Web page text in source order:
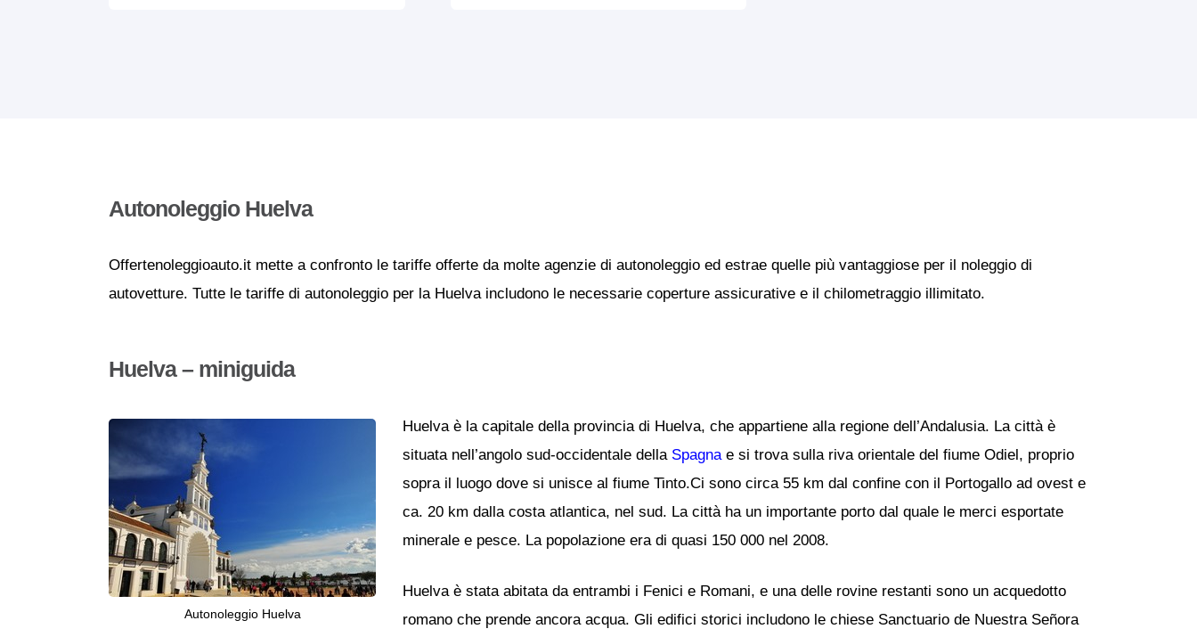
Autonoleggio Huelva
Offertenoleggioauto.it mette a confronto le tariffe offerte da molte agenzie di autonoleggio ed estrae quelle più vantaggiose per il noleggio di
autovetture. Tutte le tariffe di autonoleggio per la Huelva includono le necessarie coperture assicurative e il chilometraggio illimitato.
Huelva – miniguida
Autonoleggio Huelva
Huelva è la capitale della provincia di Huelva, che appartiene alla regione dell’Andalusia. La città è
situata nell’angolo sud-occidentale della Spagnae si trova sulla riva orientale del fiume Odiel, proprio
sopra il luogo dove si unisce al fiume Tinto.Ci sono circa 55 km dal confine con il Portogallo ad ovest e
ca. 20 km dalla costa atlantica, nel sud. La città ha un importante porto dal quale le merci esportate
minerale e pesce. La popolazione era di quasi 150 000 nel 2008.
Huelva è stata abitata da entrambi i Fenici e Romani, e una delle rovine restanti sono un acquedotto
romano che prende ancora acqua. Gli edifici storici includono le chiese Sanctuario de Nuestra Señora